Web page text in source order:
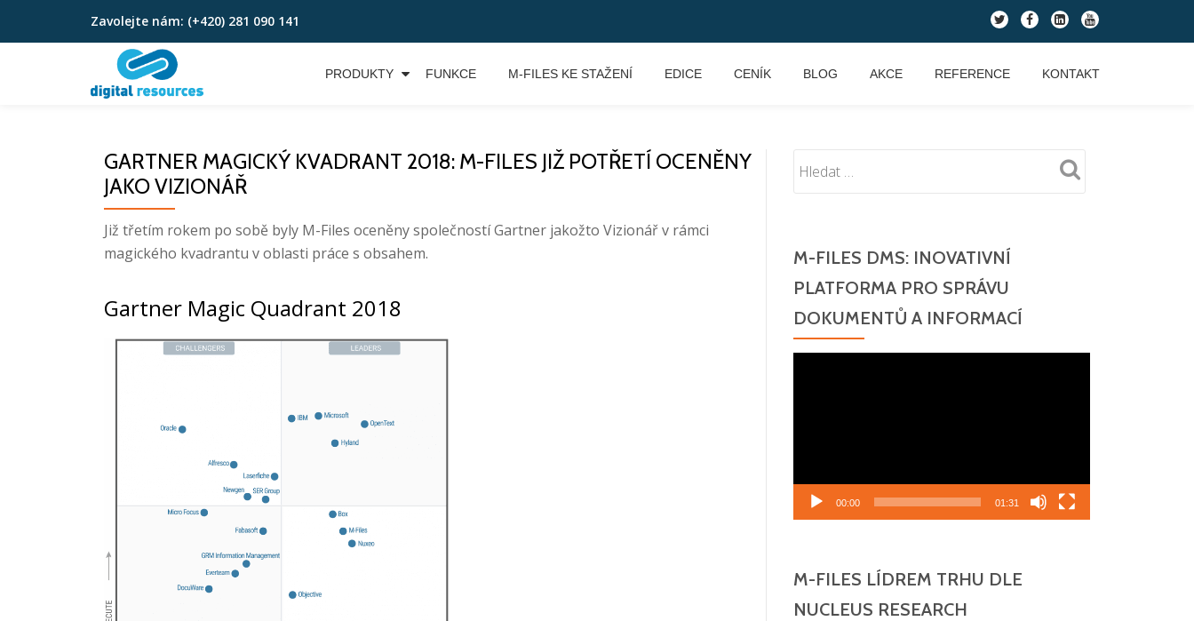
Přeskočit
Zavolejte nám: (+420) 281 090 141
fa-
twitter
fa-
facebook
fa-
linkedin-
square
fa-
youtube
PRODUKTY FUNKCE M-FILES KE STAŽENÍ EDICE CENÍK BLOG AKCE REFERENCE KONTAKT
GARTNER MAGICKÝ KVADRANT 2018: M-FILES JIŽ POTŘETÍ OCENĚNY
JAKO VIZIONÁŘ
Již třetím rokem po sobě byly M-Files oceněny společností Gartner jakožto Vizionář v rámci
magického kvadrantu v oblasti práce s obsahem.
Gartner Magic Quadrant 2018
M-FILES DMS: INOVATIVNÍ
PLATFORMA PRO SPRÁVU
DOKUMENTŮ A INFORMACÍ
00:00 01:31
M-FILES LÍDREM TRHU DLE
NUCLEUS RESEARCH